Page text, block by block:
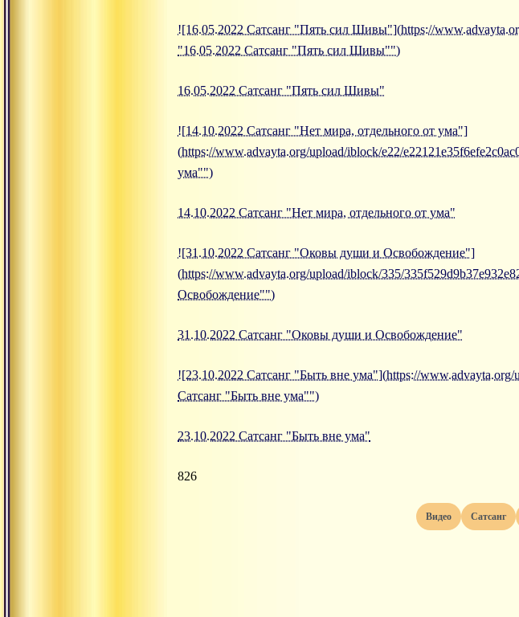
![16.05.2022 Сатсанг "Пять сил Шивы"](https://
"16.05.2022 Сатсанг "Пять сил Шивы"")
16.05.2022 Сатсанг "Пять сил Шивы"
![14.10.2022 Сатсанг "Нет мира, отдельного от ума"]
(https://www.advayta.org/upload/iblock/e22/
ума"")
14.10.2022 Сатсанг "Нет мира, отдельного от ума"
![31.10.2022 Сатсанг "Оковы души и Освобождение"]
(https://www.advayta.org/upload/iblock/335/
Освобождение"")
31.10.2022 Сатсанг "Оковы души и Освобождение"
![23.10.2022 Сатсанг "Быть вне ума"](https://
Сатсанг "Быть вне ума"")
23.10.2022 Сатсанг "Быть вне ума"
826
Видео Сатсанг